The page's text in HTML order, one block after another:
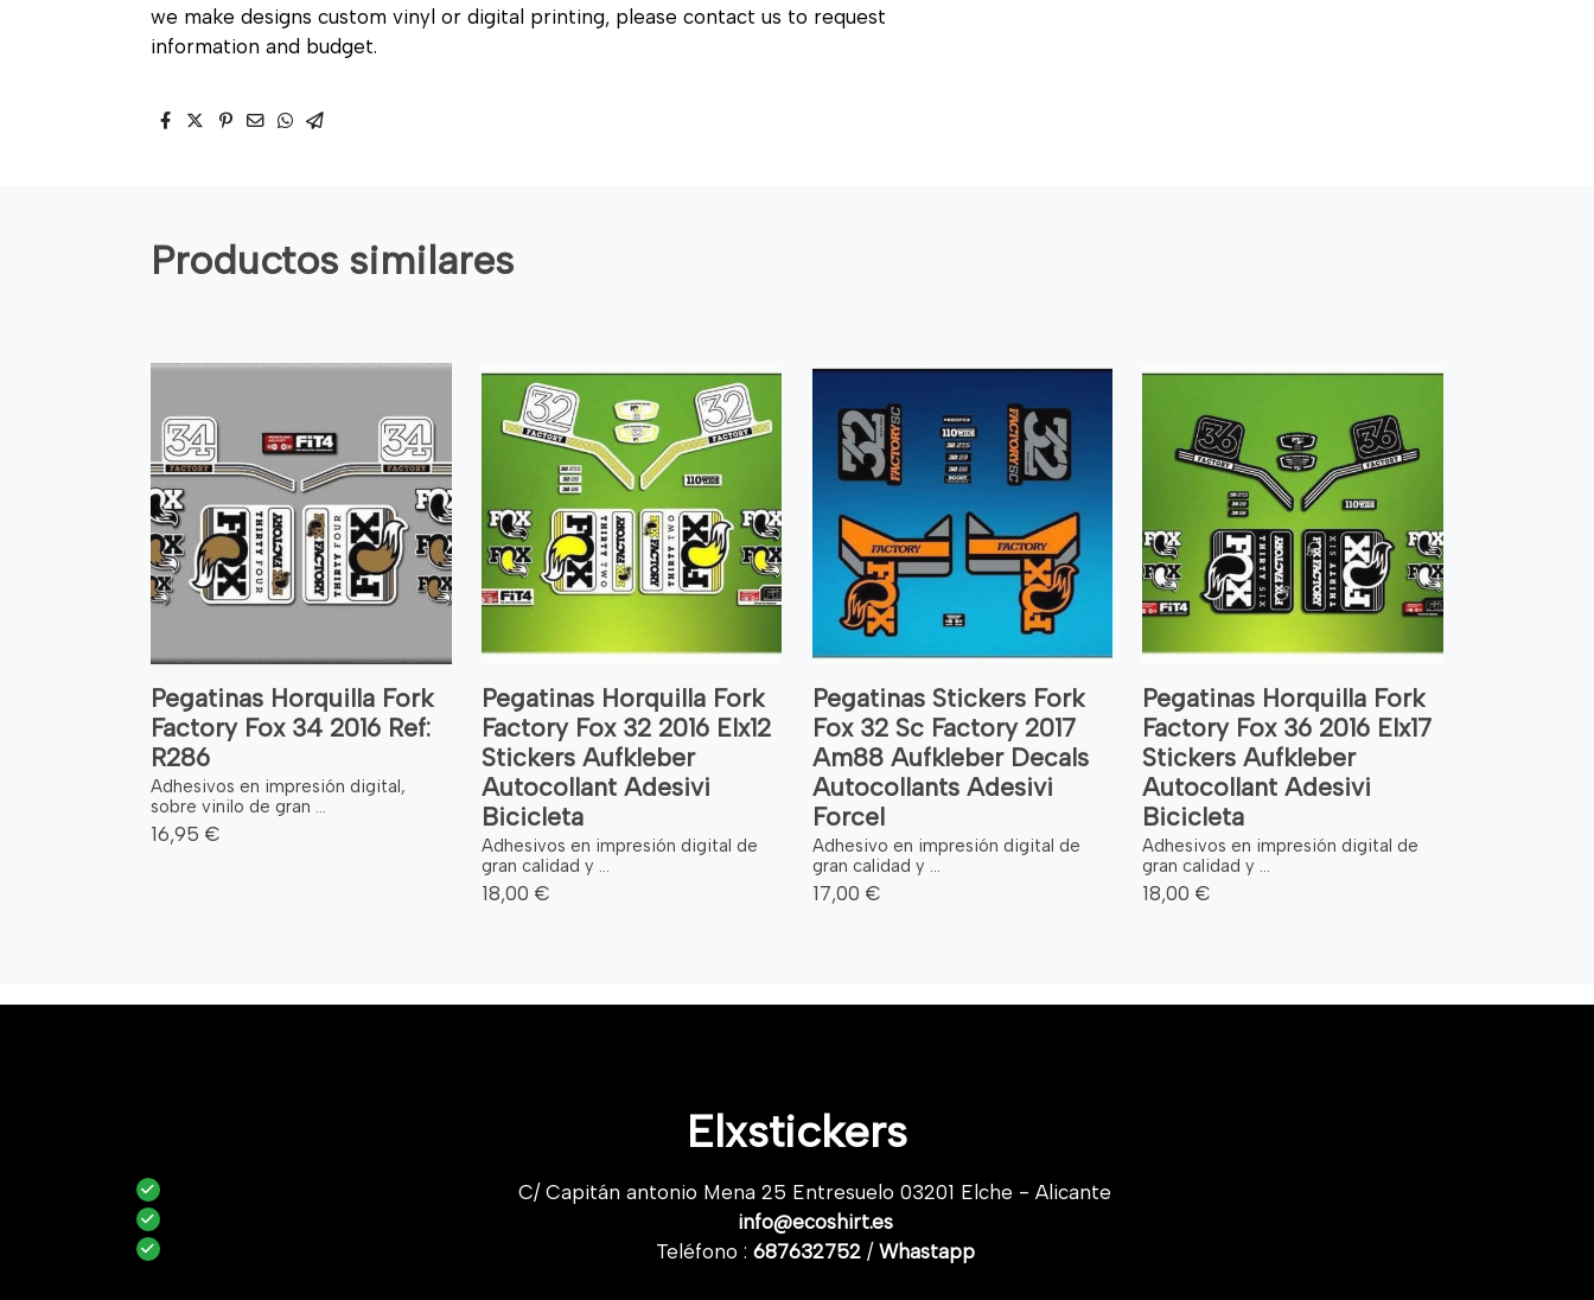
we make designs custom vinyl or digital printing, please contact us to request
information and budget.
Productos similares
Pegatinas Horquilla Fork
Factory Fox 34 2016 Ref:
R286
Adhesivos en impresión digital,
sobre vinilo de gran ...
16,95 €
Pegatinas Horquilla Fork
Factory Fox 32 2016 Elx12
Stickers Aufkleber
Autocollant Adesivi
Bicicleta
Adhesivos en impresión digital de
gran calidad y ...
18,00 €
Pegatinas Stickers Fork
Fox 32 Sc Factory 2017
Am88 Aufkleber Decals
Autocollants Adesivi
Forcel
Adhesivo en impresión digital de
gran calidad y ...
17,00 €
Pegatinas Horquilla Fork
Factory Fox 36 2016 Elx17
Stickers Aufkleber
Autocollant Adesivi
Bicicleta
Adhesivos en impresión digital de
gran calidad y ...
18,00 €
Elxstickers
C/ Capitán antonio Mena 25 Entresuelo 03201 Elche - Alicante
info@ecoshirt.es
Teléfono : 687632752/ Whastapp